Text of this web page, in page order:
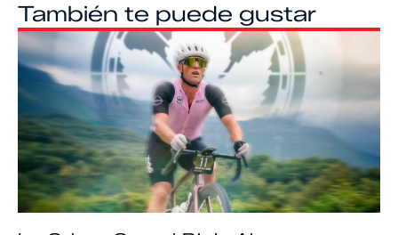
También te puede gustar